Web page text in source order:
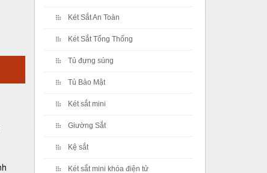
Két Sắt An Toàn
Két Sắt Tổng Thống
Tủ đựng súng
Tủ Bảo Mật
Két sắt mini
Giường Sắt
Kệ sắt
Két sắt mini khóa điện tử